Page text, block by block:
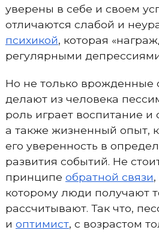
уверены в себе и своем
отличаются слабой и
психикой, которая
регулярными
Но не только врожденные
делают из человека
роль играет воспитание и
а также жизненный опыт,
его уверенность в
развития событий. Не
принципе обратной связи
которому люди получают
рассчитывают. Так что,
и оптимист, с возрастом